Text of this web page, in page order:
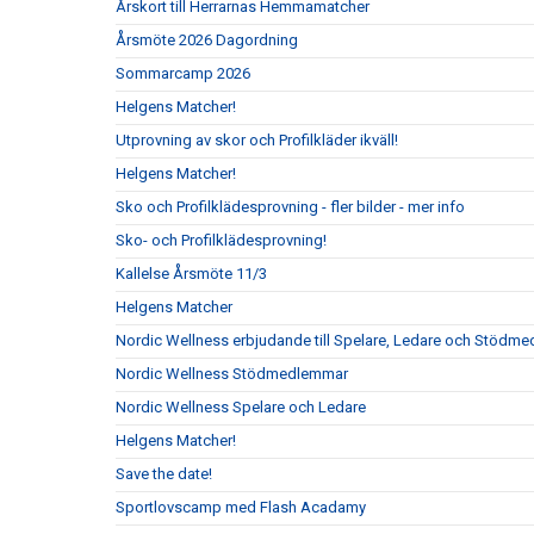
Årskort till Herrarnas Hemmamatcher
Årsmöte 2026 Dagordning
Sommarcamp 2026
Helgens Matcher!
Utprovning av skor och Profilkläder ikväll!
Helgens Matcher!
Sko och Profilklädesprovning - fler bilder - mer info
Sko- och Profilklädesprovning!
Kallelse Årsmöte 11/3
Helgens Matcher
Nordic Wellness erbjudande till Spelare, Ledare och
Nordic Wellness Stödmedlemmar
Nordic Wellness Spelare och Ledare
Helgens Matcher!
Save the date!
Sportlovscamp med Flash Acadamy